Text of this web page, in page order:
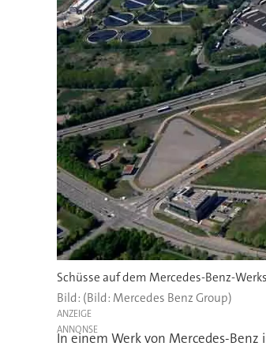
Schüsse auf dem Mercedes-Benz-
(Bild: Mercedes Benz Group)
ANZEIGE
In einem Werk von Mercedes-